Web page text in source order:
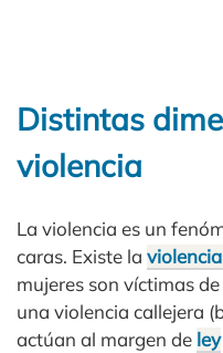
Distintas
violencia
La violencia es un
caras. Existe la
mujeres son víctimas
una violencia callejera
actúan al margen de ley